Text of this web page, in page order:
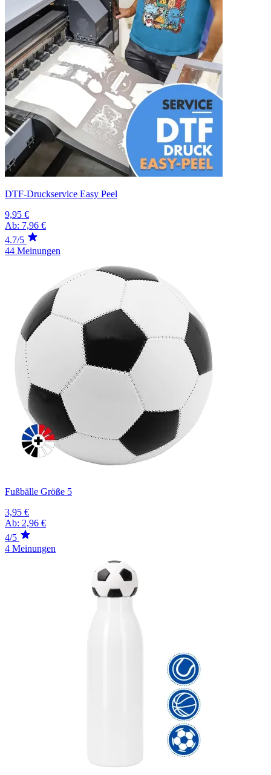
DTF-Druckservice Easy Peel
9,95 €
Ab: 7,96 €
4.7/5
44 Meinungen
Fußbälle Größe 5
3,95 €
Ab: 2,96 €
4/5
4 Meinungen